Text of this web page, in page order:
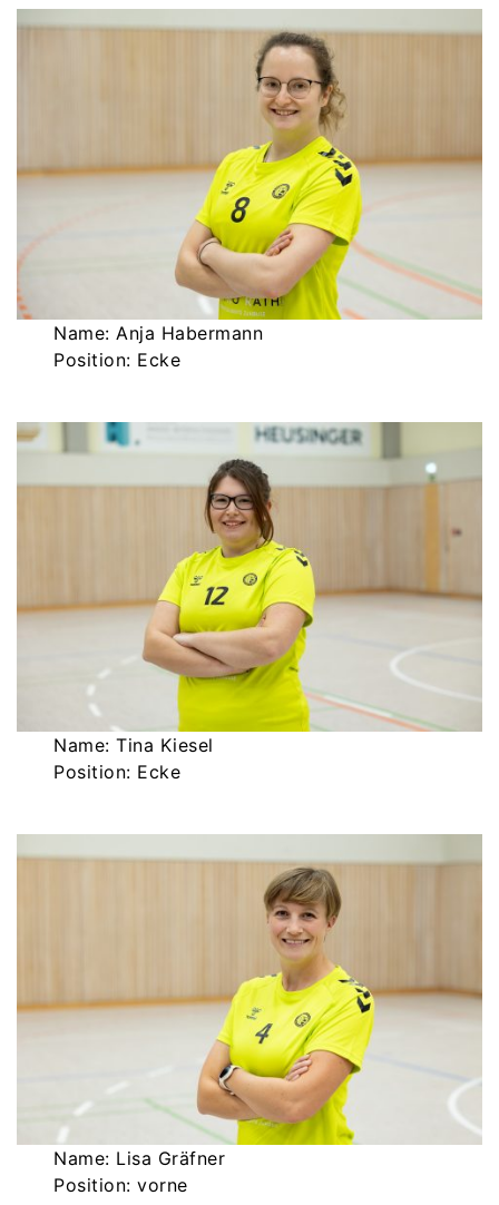
Name: Anja Habermann
Position: Ecke
Name: Tina Kiesel
Position: Ecke
Name: Lisa Gräfner
Position: vorne